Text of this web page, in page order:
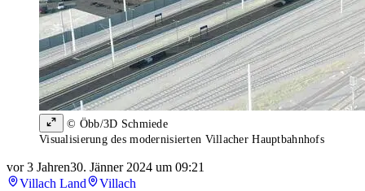
© Öbb/3D Schmiede
Visualisierung des modernisierten Villacher Hauptbahnhofs
vor 3 Jahren30. Jänner 2024 um 09:21
Villach Land
Villach